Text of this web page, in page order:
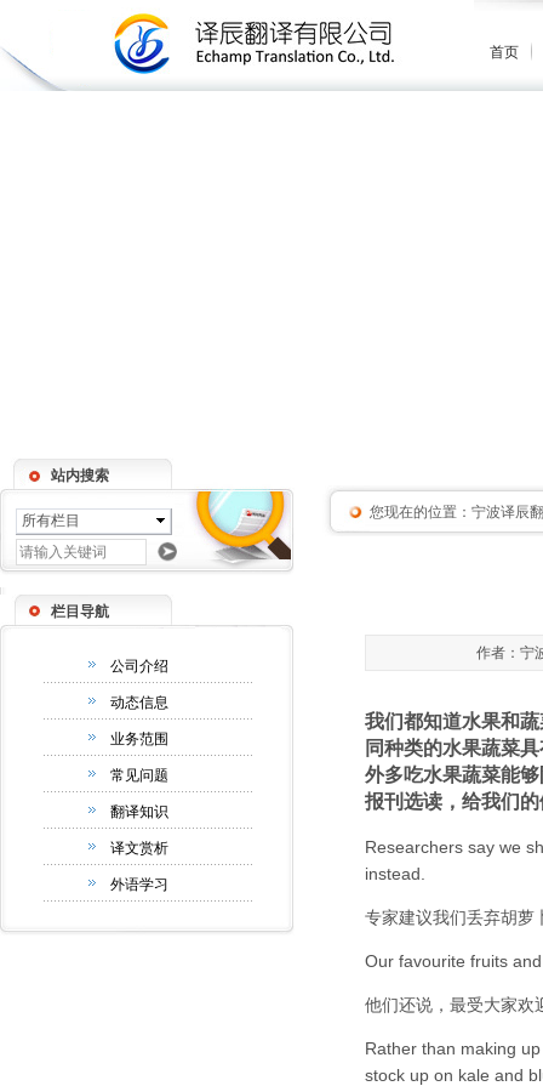
首页
站内搜索
所有栏目
栏目导航
公司介绍
动态信息
业务范围
常见问题
翻译知识
译文赏析
外语学习
您现在的位置： 宁波译辰
作者：宁
我们都知道水果和
同种类的水果蔬菜
外多吃水果蔬菜能
报刊选读，给我们
Researchers say we
instead.
专家建议我们丢弃胡萝
Our favourite fruits
他们还说，最受大家欢
Rather than making
stock up on kale and